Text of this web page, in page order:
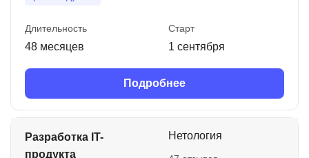
Длительность
48 месяцев
Старт
1 сентября
Подробнее
Разработка IT-
продукта
Нетология